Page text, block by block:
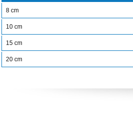
8 cm
10 cm
15 cm
20 cm